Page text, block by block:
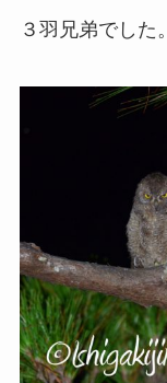
３羽兄弟でした。